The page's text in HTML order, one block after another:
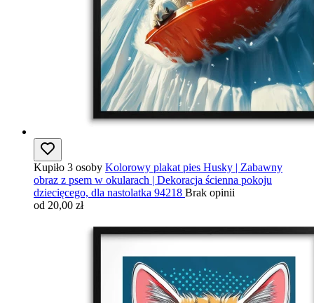
Kupiło 3 osoby Kolorowy plakat pies Husky | Zabawny
obraz z psem w okularach | Dekoracja ścienna pokoju
dziecięcego, dla nastolatka 94218 Brak opinii
od 20,00 zł